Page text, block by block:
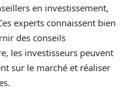
en investissement,
experts connaissent bien
des conseils
les investisseurs peuvent
sur le marché et réaliser